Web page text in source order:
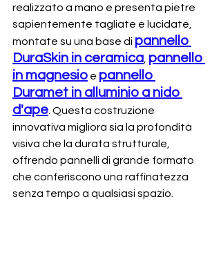
realizzato a mano e presenta pietre
sapientemente tagliate e lucidate,
montate su una base di pannello
DuraSkin in ceramica, pannello
in magnesio e pannello
Duramet in alluminio a nido
d'ape. Questa costruzione
innovativa migliora sia la profondità
visiva che la durata strutturale,
offrendo pannelli di grande formato
che conferiscono una raffinatezza
senza tempo a qualsiasi spazio.